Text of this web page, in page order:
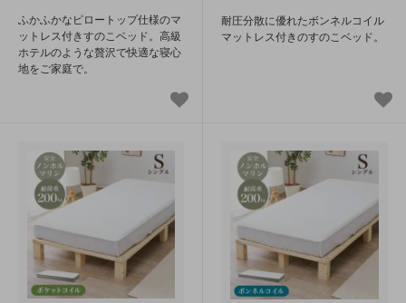
ふかふかなピロートップ仕様のマ
ットレス付きすのこベッド。高級
ホテルのような贅沢で快適な寝心
地をご家庭で。
耐圧分散に優れたボンネルコイル
マットレス付きのすのこベッド。